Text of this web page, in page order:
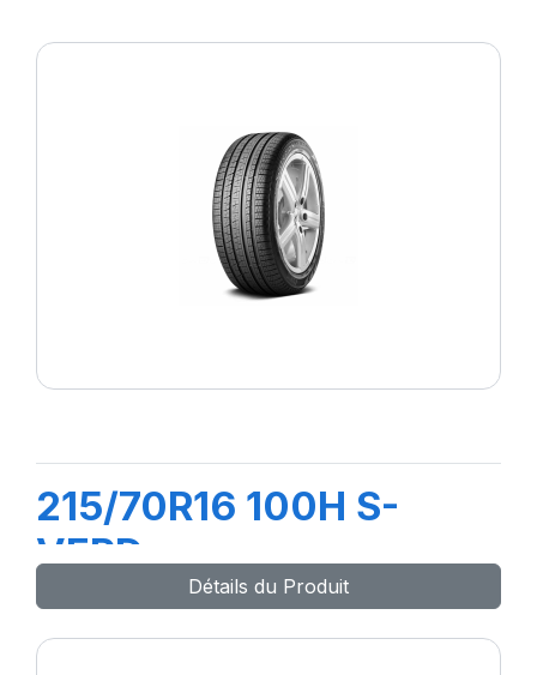
215/70R16 100H S-
VERD
Détails du Produit